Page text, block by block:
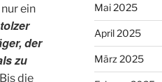
ein
der
zu
die
Mai 2025
April 2025
März 2025